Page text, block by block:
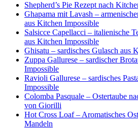
Shepherd’s Pie Rezept nach
Ghapama mit Lavash –
aus Kitchen Impossible
Salsicce Capellacci – italienische
aus Kitchen Impossible
Ghisatu – sardisches Gulasch aus
Zuppa Gallurese – sardischer
Impossible
Ravioli Gallurese – sardisches
Impossible
Colomba Pasquale – Ostertaube
von Giorilli
Hot Cross Loaf – Aromatisches
Mandeln